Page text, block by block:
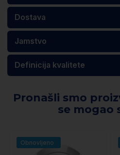
Dostava
Jamstvo
Definicija kvalitete
Pronašli smo
se mogao
Obnovljeno